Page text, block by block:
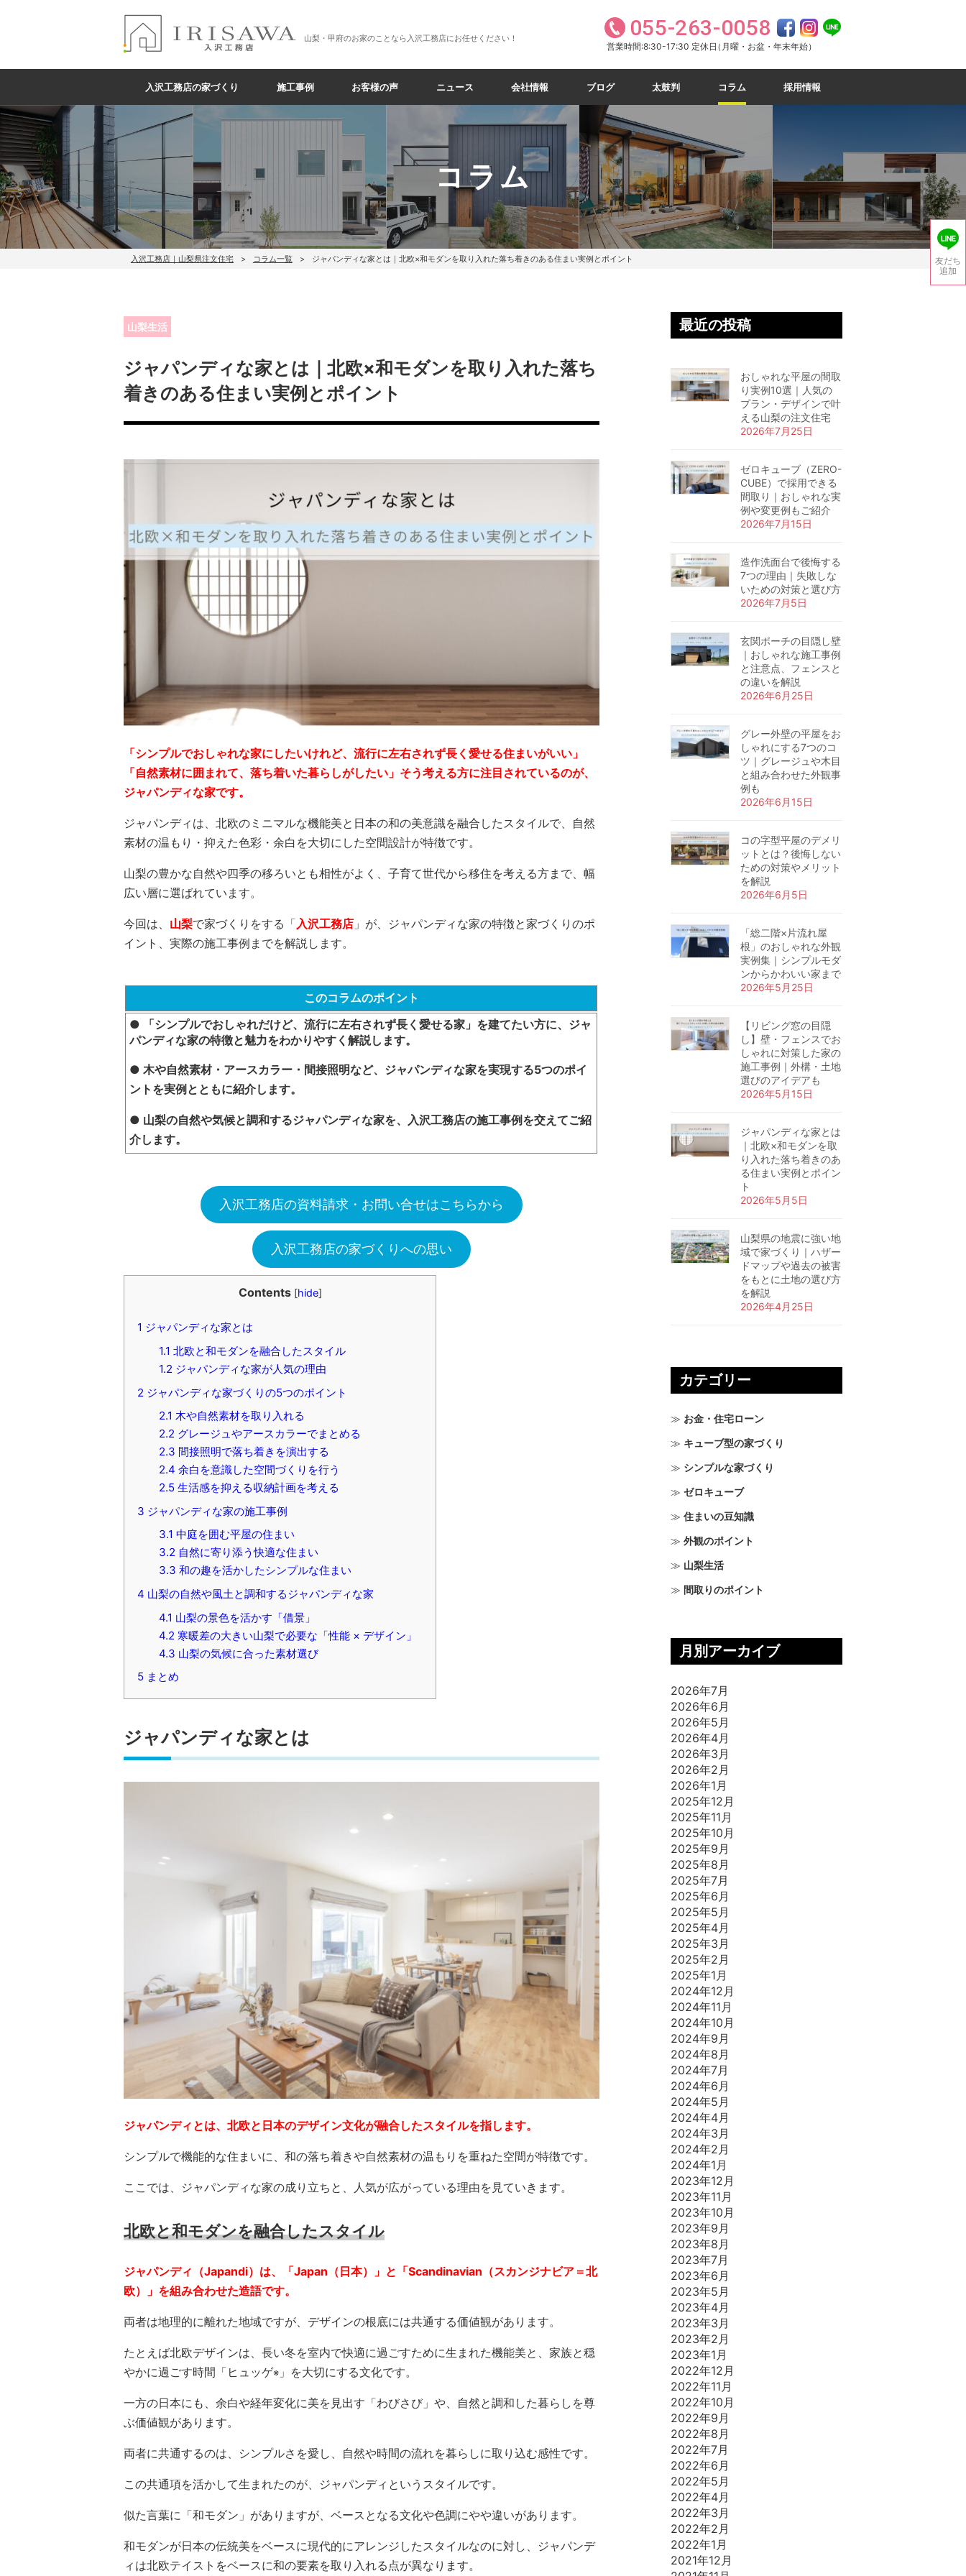
山梨・甲府のお家のことなら入沢工務店にお任せください！ 055-263-0058
営業時間:8:30-17:30 定休日（月曜・お盆・年末年始）
入沢工務店の家づくり 施工事例 お客様の声 ニュース 会社情報 ブログ 太鼓判 コラム 採用情報
コラム
入沢工務店｜山梨県注文住宅 コラム一覧 ジャパンディな家とは｜北欧×和モダンを取り入れた落ち着きのある住まい実例とポイント
山梨生活
ジャパンディな家とは｜北欧×和モダンを取り入れた落ち
着きのある住まい実例とポイント
「シンプルでおしゃれな家にしたいけれど、流行に左右されず長く愛せる住まいがいい」
「自然素材に囲まれて、落ち着いた暮らしがしたい」そう考える方に注目されているのが、
ジャパンディな家です。
ジャパンディは、北欧のミニマルな機能美と日本の和の美意識を融合したスタイルで、自然
素材の温もり・抑えた色彩・余白を大切にした空間設計が特徴です。
山梨の豊かな自然や四季の移ろいとも相性がよく、子育て世代から移住を考える方まで、幅
広い層に選ばれています。
今回は、 山梨で家づくりをする「 入沢工務店 」が、ジャパンディな家の特徴と家づくりのポ
イント、実際の施工事例までを解説します。
このコラムのポイント
● 「シンプルでおしゃれだけど、流行に左右されず長く愛せる家」を建てたい方に、ジャ
パンディな家の特徴と魅力をわかりやすく解説します。
● 木や自然素材・アースカラー・間接照明など、ジャパンディな家を実現する5つのポイ
ントを実例とともに紹介します。
● 山梨の自然や気候と調和するジャパンディな家を、入沢工務店の施工事例を交えてご紹
介します。
入沢工務店の資料請求・お問い合せはこちらから
入沢工務店の家づくりへの思い
Contents [hide]
1 ジャパンディな家とは
1.1 北欧と和モダンを融合したスタイル
1.2 ジャパンディな家が人気の理由
2 ジャパンディな家づくりの5つのポイント
2.1 木や自然素材を取り入れる
2.2 グレージュやアースカラーでまとめる
2.3 間接照明で落ち着きを演出する
2.4 余白を意識した空間づくりを行う
2.5生活感を抑える収納計画を考える
3 ジャパンディな家の施工事例
3.1 中庭を囲む平屋の住まい
3.2 自然に寄り添う快適な住まい
3.3 和の趣を活かしたシンプルな住まい
4 山梨の自然や風土と調和するジャパンディな家
4.1 山梨の景色を活かす「借景」
4.2 寒暖差の大きい山梨で必要な「性能 × デザイン」
4.3 山梨の気候に合った素材選び
5まとめ
ジャパンディな家とは
ジャパンディとは、北欧と日本のデザイン文化が融合したスタイルを指します。
シンプルで機能的な住まいに、和の落ち着きや自然素材の温もりを重ねた空間が特徴です。
ここでは、ジャパンディな家の成り立ちと、人気が広がっている理由を見ていきます。
北欧と和モダンを融合したスタイル
ジャパンディ（Japandi）は、「Japan（日本）」と「Scandinavian（スカンジナビア＝北
欧）」を組み合わせた造語です。
両者は地理的に離れた地域ですが、デザインの根底には共通する価値観があります。
たとえば北欧デザインは、長い冬を室内で快適に過ごすために生まれた機能美と、家族と穏
やかに過ごす時間「ヒュッゲ※ 」を大切にする文化です。
一方の日本にも、余白や経年変化に美を見出す「わびさび」や、自然と調和した暮らしを尊
ぶ価値観があります。
両者に共通するのは、シンプルさを愛し、自然や時間の流れを暮らしに取り込む感性です。
この共通項を活かして生まれたのが、ジャパンディというスタイルです。
似た言葉に「和モダン」がありますが、ベースとなる文化や色調にやや違いがあります。
和モダンが日本の伝統美をベースに現代的にアレンジしたスタイルなのに対し、ジャパンデ
ィは北欧テイストをベースに和の要素を取り入れる点が異なります。
最近の投稿
おしゃれな平屋の間取
り実例10選｜人気の
プラン・デザインで叶
える山梨の注文住宅
2026年7月25日
ゼロキューブ（ZERO-
CUBE）で採用できる
間取り｜おしゃれな実
例や変更例もご紹介
2026年7月15日
造作洗面台で後悔する
7つの理由｜失敗しな
いための対策と選び方
2026年7月5日
玄関ポーチの目隠し壁
｜おしゃれな施工事例
と注意点、フェンスと
の違いを解説
2026年6月25日
グレー外壁の平屋をお
しゃれにする7つのコ
ツ｜グレージュや木目
と組み合わせた外観事
例も
2026年6月15日
コの字型平屋のデメリ
ットとは？後悔しない
ための対策やメリット
を解説
2026年6月5日
「総二階×片流れ屋
根」のおしゃれな外観
実例集｜シンプルモダ
ンからかわいい家まで
2026年5月25日
【リビング窓の目隠
し】壁・フェンスでお
しゃれに対策した家の
施工事例｜外構・土地
選びのアイデアも
2026年5月15日
ジャパンディな家とは
｜北欧×和モダンを取
り入れた落ち着きのあ
る住まい実例とポイン
ト
2026年5月5日
山梨県の地震に強い地
域で家づくり｜ハザー
ドマップや過去の被害
をもとに土地の選び方
を解説
2026年4月25日
カテゴリー
お金・住宅ローン
キューブ型の家づくり
シンプルな家づくり
ゼロキューブ
住まいの豆知識
外観のポイント
山梨生活
間取りのポイント
月別アーカイブ
2026年7月
2026年6月
2026年5月
2026年4月
2026年3月
2026年2月
2026年1月
2025年12月
2025年11月
2025年10月
2025年9月
2025年8月
2025年7月
2025年6月
2025年5月
2025年4月
2025年3月
2025年2月
2025年1月
2024年12月
2024年11月
2024年10月
2024年9月
2024年8月
2024年7月
2024年6月
2024年5月
2024年4月
2024年3月
2024年2月
2024年1月
2023年12月
2023年11月
2023年10月
2023年9月
2023年8月
2023年7月
2023年6月
2023年5月
2023年4月
2023年3月
2023年2月
2023年1月
2022年12月
2022年11月
2022年10月
2022年9月
2022年8月
2022年7月
2022年6月
2022年5月
2022年4月
2022年3月
2022年2月
2022年1月
2021年12月
友だち
追加